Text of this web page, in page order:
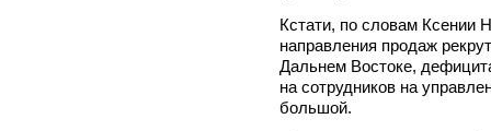
Кстати, по словам
направления продаж
Дальнем Востоке,
на сотрудников на
большой.